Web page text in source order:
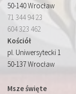
50-140 Wrocław
71 344 94 23
604 323 462
Kościół
pl. Uniwersytecki 1
50-137 Wrocław
Msze święte